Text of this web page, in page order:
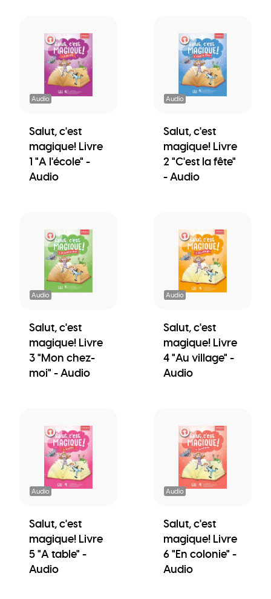
Audio
Salut, c'est
magique! Livre
1 "A l'école" -
Audio
Audio
Salut, c'est
magique! Livre
2 "C'est la fête"
- Audio
Audio
Salut, c'est
magique! Livre
3 "Mon chez-
moi" - Audio
Audio
Salut, c'est
magique! Livre
4 "Au village" -
Audio
Audio
Salut, c'est
magique! Livre
5 "A table" -
Audio
Audio
Salut, c'est
magique! Livre
6 "En colonie" -
Audio